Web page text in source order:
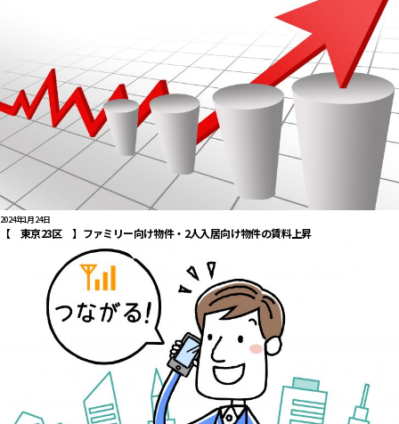
2024年1月24日
【 東京23区 】ファミリー向け物件・2人入居向け物件の賃料上昇